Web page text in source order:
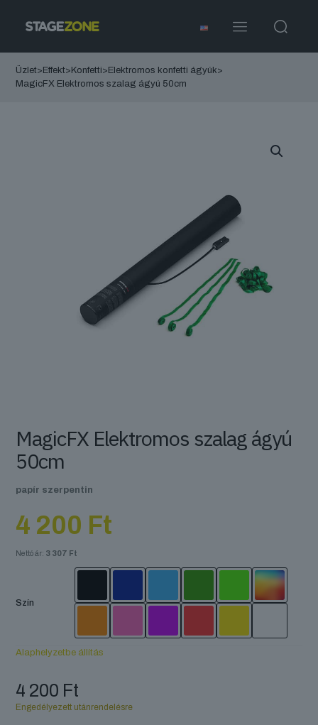
Üzlet> Effekt> Konfetti> Elektromos konfetti ágyúk>
MagicFX Elektromos szalag ágyú 50cm
MagicFX Elektromos szalag ágyú
50cm
papír szerpentin
4 200 Ft
Nettó ár: 3 307 Ft
Szín
Alaphelyzetbe állítás
4 200 Ft
Engedélyezett utánrendelésre